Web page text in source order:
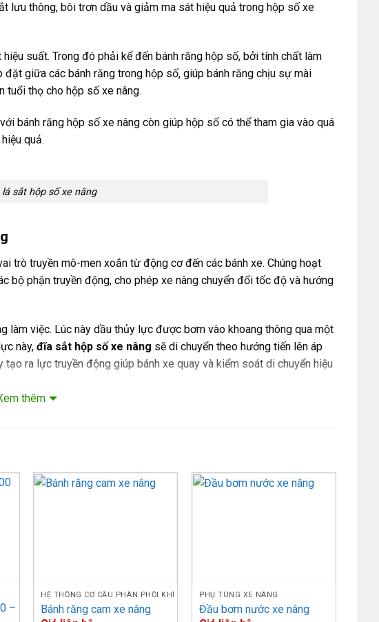
lưu thông, bôi trơn dầu và giảm ma sát hiệu quả trong hộp số xe
suất. Trong đó phải kể đến bánh răng hộp số, bởi tính chất làm
giữa các bánh răng trong hộp số, giúp bánh răng chịu sự mài
tuổi thọ cho hộp số xe nâng.
bánh răng hộp số xe nâng còn giúp hộp số có thể tham gia vào quá
quả.
sắt hộp số xe nâng
trò truyền mô-men xoắn từ động cơ đến các bánh xe. Chúng hoạt
bộ phận truyền động, cho phép xe nâng chuyển đổi tốc độ và hướng
làm việc. Lúc này dầu thủy lực được bơm vào khoang thông qua một
này, đĩa sắt hộp số xe nâng sẽ di chuyển theo hướng tiến lên áp
ra lực truyền động giúp bánh xe quay và kiểm soát di chuyển hiệu
Thông số kỹ thuật
thêm
–
HỆ THỐNG CƠ CẤU PHÂN PHỐI KHÍ
Bánh răng cam xe nâng
PHỤ TÙNG XE NÂNG
Đầu bơm nước xe nâng